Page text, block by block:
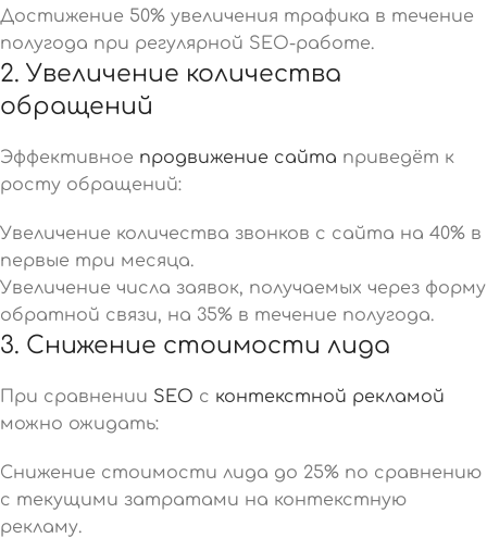
Достижение 50% увеличения трафика в течение
полугода при регулярной SEO-работе.
2. Увеличение количества
обращений
Эффективное продвижение сайта приведёт к
росту обращений:
Увеличение количества звонков с сайта на 40% в
первые три месяца.
Увеличение числа заявок, получаемых через форму
обратной связи, на 35% в течение полугода.
3. Снижение стоимости лида
При сравнении SEO с контекстной рекламой
можно ожидать:
Снижение стоимости лида до 25% по сравнению
с текущими затратами на контекстную
рекламу.